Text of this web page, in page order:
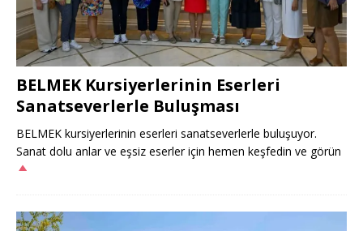
BELMEK Kursiyerlerinin Eserleri
Sanatseverlerle Buluşması
BELMEK kursiyerlerinin eserleri sanatseverlerle buluşuyor.
Sanat dolu anlar ve eşsiz eserler için hemen keşfedin ve görün